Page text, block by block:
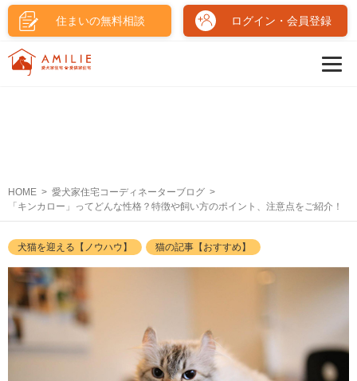
住まいの無料相談 ログイン・会員登録
HOME
愛犬家住宅コーディネーターブログ
「キンカロー」ってどんな性格？特徴や飼い方のポイント、注意点をご紹介！
犬猫を迎える【ノウハウ】 猫の記事【おすすめ】